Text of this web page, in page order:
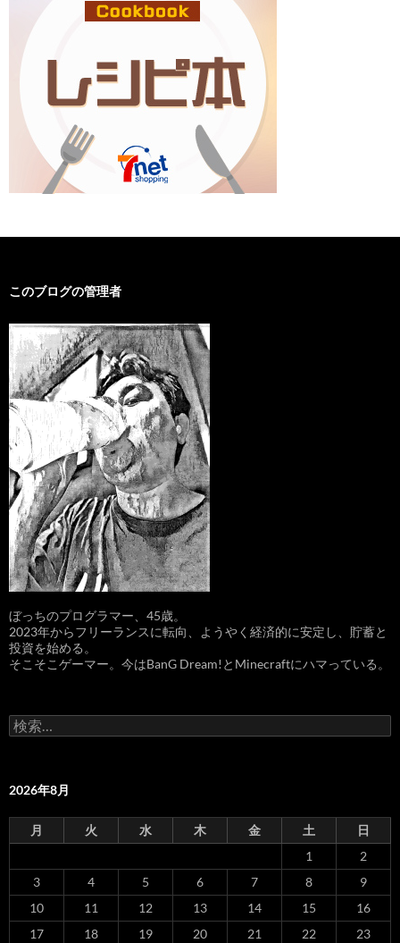
このブログの管理者
ぼっちのプログラマー、45歳。
2023年からフリーランスに転向、ようやく経済的に安定し、貯蓄と
投資を始める。
そこそこゲーマー。今はBanG Dream!とMinecraftにハマっている。
検
索:
2026年8月
月 火 水 木 金 土
日
1
2
3
4 5 6 7 8
9
10
11 12 13 14 15
16
17
18 19 20 21 22
23